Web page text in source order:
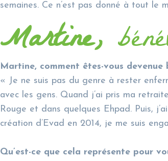
semaines. Ce n’est pas donné à tout le
Martine,
Martine, comment êtes-vous devenue
« Je ne suis pas du genre à rester
avec les gens. Quand j’ai pris ma
Rouge et dans quelques Ehpad. Puis,
création d’Evad en 2014, je me suis
Qu’est-ce que cela représente pour